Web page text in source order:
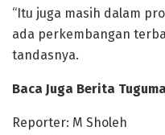
“Itu juga masih dalam
ada perkembangan
tandasnya.
Baca Juga Berita
Reporter: M Sholeh